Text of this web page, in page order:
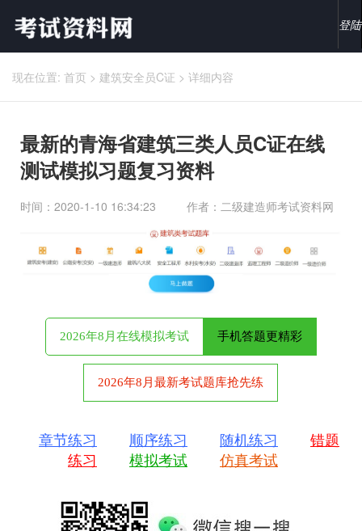
登陆
现在位置: 首页 > 建筑安全员C证 > 详细内容
最新的青海省建筑三类人员C证在线
测试模拟习题复习资料
时间：2020-1-10 16:34:23 作者：二级建造师考试资料网
2026年8月在线模拟考试 手机答题更精彩
2026年8月最新考试题库抢先练
章节练习 顺序练习 随机练习
错题
练习
模拟考试 仿真考试